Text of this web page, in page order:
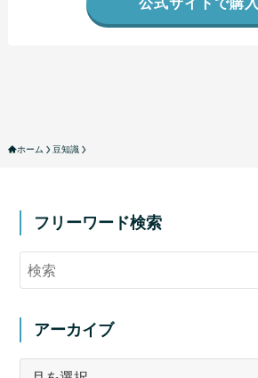
ホーム 豆知識
フリーワード検索
アーカイブ